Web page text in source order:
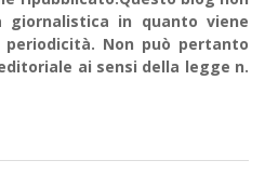
in quanto viene
Non può pertanto
ai sensi della legge n.